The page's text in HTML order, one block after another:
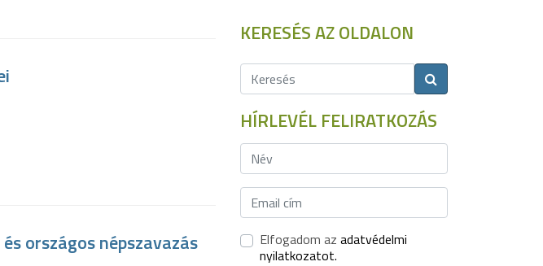
országos népszavazás
KERESÉS AZ OLDALON
HÍRLEVÉL FELIRATKOZÁS
Elfogadom az adatvédelmi
nyilatkozatot.